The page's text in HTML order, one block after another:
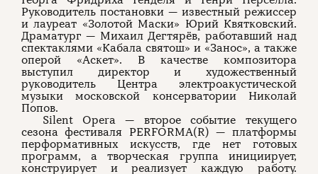
Руководитель постановки — известный режиссер
и лауреат «Золотой Маски» Юрий Квятковский.
Драматург — Михаил Дегтярёв, работавший над
спектаклями «Кабала святош» и «Занос», а также
оперой «Аскет». В качестве композитора
выступил директор и художественный
руководитель Центра электроакустической
музыки московской консерватории Николай
Попов.
Silent Opera — второе событие текущего
сезона фестиваля PERFORMA(R) — платформы
перформативных искусств, где нет готовых
программ, а творческая группа инициирует,
конструирует и реализует каждую работу.